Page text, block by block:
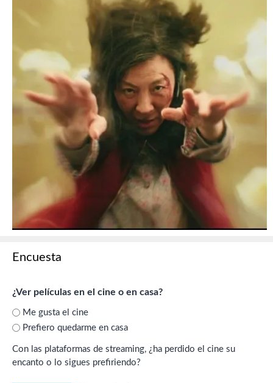
Encuesta
¿Ver películas en el cine o en casa?
Me gusta el cine
Prefiero quedarme en casa
Con las plataformas de streaming, ¿ha perdido el cine su
encanto o lo sigues prefiriendo?